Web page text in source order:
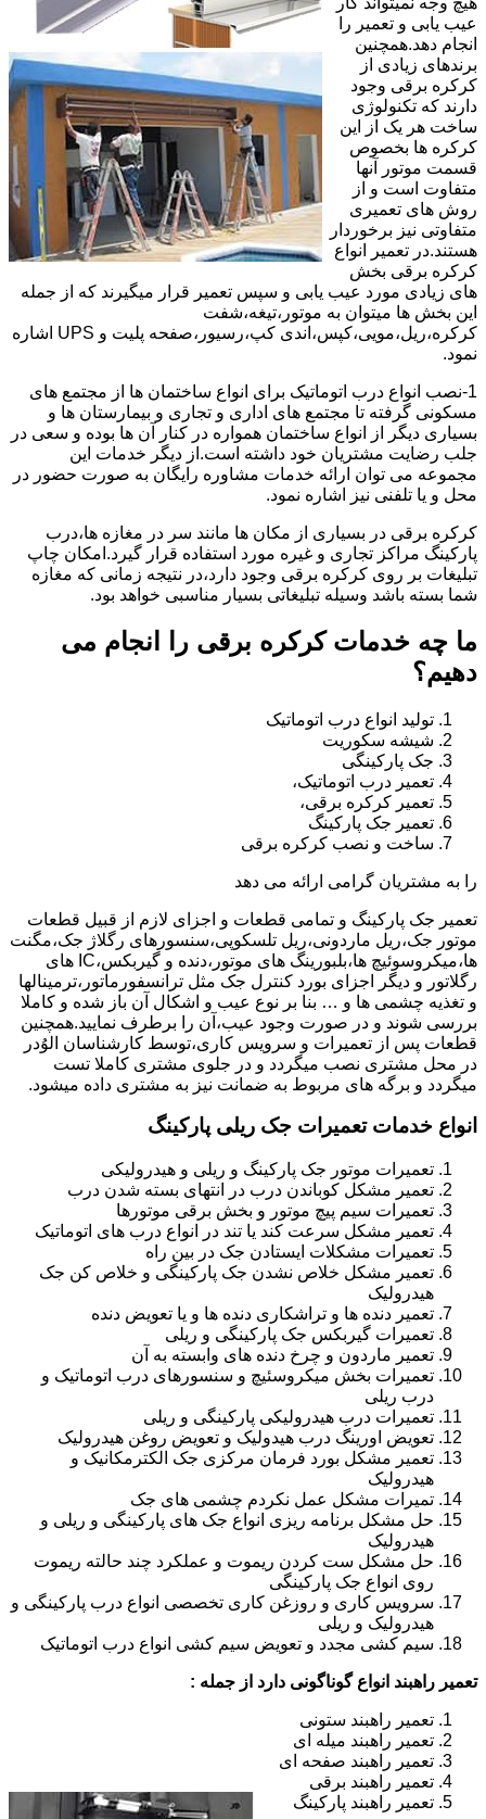
عیب یابی و تعمیر را
انجام دهد.همچنین
برندهای زیادی از
کرکره برقی وجود
دارند که تکنولوژی
ساخت هر یک از این
کرکره ها بخصوص
قسمت موتور آنها
متفاوت است و از
روش های تعمیری
متفاوتی نیز برخوردار
هستند.در تعمیر انواع
کرکره برقی بخش
های زیادی مورد عیب یابی و سپس تعمیر قرار میگیرند که از جمله
این بخش ها میتوان به موتور،تیغه،شفت
کرکره،ریل،مویی،کپس،اندی کپ،رسیور،صفحه پلیت و UPS اشاره
نمود.
1-نصب انواع درب اتوماتیک برای انواع ساختمان ها از مجتمع های
مسکونی گرفته تا مجتمع های اداری و تجاری و بیمارستان ها و
بسیاری دیگر از انواع ساختمان همواره در کنار آن ها بوده و سعی در
جلب رضایت مشتریان خود داشته است.از دیگر خدمات این
مجموعه می توان ارائه خدمات مشاوره رایگان به صورت حضور در
محل و یا تلفنی نیز اشاره نمود.
کرکره برقی در بسیاری از مکان ها مانند سر در مغازه ها،درب
پارکینگ مراکز تجاری و غیره مورد استفاده قرار گیرد.امکان چاپ
تبلیغات بر روی کرکره برقی وجود دارد،در نتیجه زمانی که مغازه
شما بسته باشد وسیله تبلیغاتی بسیار مناسبی خواهد بود.
ما چه خدمات کرکره برقی را انجام می
دهیم؟
تولید انواع درب اتوماتیک
شیشه سکوریت
جک پارکینگی
تعمیر درب اتوماتیک،
تعمیر کرکره برقی،
تعمیر جک پارکینگ
ساخت و نصب کرکره برقی
را به مشتریان گرامی ارائه می دهد
تعمیر جک پارکینگ و تمامی قطعات و اجزای لازم از قبیل قطعات
موتور جک،ریل ماردونی،ریل تلسکوپی،سنسورهای رگلاژ جک،مگنت
ها،میکروسوئیچ ها،بلبورینگ های موتور،دنده و گیربکس،IC های
رگلاتور و دیگر اجزای بورد کنترل جک مثل ترانسفورماتور،ترمینالها
و تغذیه چشمی ها و … بنا بر نوع عیب و اشکال آن باز شده و کاملا
بررسی شوند و در صورت وجود عیب،آن را برطرف نمایید.همچنین
قطعات پس از تعمیرات و سرویس کاری،توسط کارشناسان الوُدر
در محل مشتری نصب میگردد و در جلوی مشتری کاملا تست
میگردد و برگه های مربوط به ضمانت نیز به مشتری داده میشود.
انواع خدمات تعمیرات جک ریلی پارکینگ
تعمیرات موتور جک پارکینگ و ریلی و هیدرولیکی
تعمیر مشکل کوباندن درب در انتهای بسته شدن درب
تعمیرات سیم پیچ موتور و بخش برقی موتورها
تعمیر مشکل سرعت کند یا تند در انواع درب های اتوماتیک
تعمیرات مشکلات ایستادن جک در بین راه
تعمیر مشکل خلاص نشدن جک پارکینگی و خلاص کن جک
هیدرولیک
تعمیر دنده ها و تراشکاری دنده ها و یا تعویض دنده
تعمیرات گیربکس جک پارکینگی و ریلی
تعمیر ماردون و چرخ دنده های وابسته به آن
تعمیرات بخش میکروسئیچ و سنسورهای درب اتوماتیک و
درب ریلی
تعمیرات درب هیدرولیکی پارکینگی و ریلی
تعویض اورینگ درب هیدولیک و تعویض روغن هیدرولیک
تعمیر مشکل بورد فرمان مرکزی جک الکترمکانیک و
هیدرولیک
تمیرات مشکل عمل نکردم چشمی های جک
حل مشکل برنامه ریزی انواع جک های پارکینگی و ریلی و
هیدرولیک
حل مشکل ست کردن ریموت و عملکرد چند حالته ریموت
روی انواع جک پارکینگی
سرویس کاری و روزغن کاری تخصصی انواع درب پارکینگی و
هیدرولیک و ریلی
سیم کشی مجدد و تعویض سیم کشی انواع درب اتوماتیک
تعمیر راهبند انواع گوناگونی دارد از جمله :
تعمیر راهبند ستونی
تعمیر راهبند میله ای
تعمیر راهبند صفحه ای
تعمیر راهبند برقی
تعمیر راهبند پارکینگ